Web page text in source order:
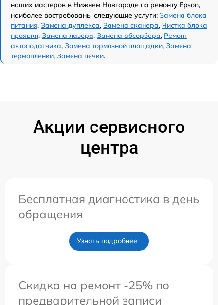
наших мастеров в Нижнем Новгороде по ремонту Epson,
наиболее востребованы следующие услуги: Замена блока
питания, Замена дуплекса, Замена сканера, Чистка блока
проявки, Замена лазера, Замена абсорбера, Ремонт
автоподатчика, Замена тормозной площадки, Замена
термопленки, Замена печки.
Акции сервисного
центра
Бесплатная диагностика в день
обращения
Узнать подробнее
Скидка на ремонт -25% по
предварительной записи